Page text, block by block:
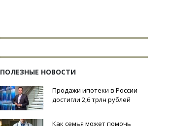
ПОЛЕЗНЫЕ НОВОСТИ
Продажи ипотеки в России
достигли 2,6 трлн рублей
Как семья может помочь